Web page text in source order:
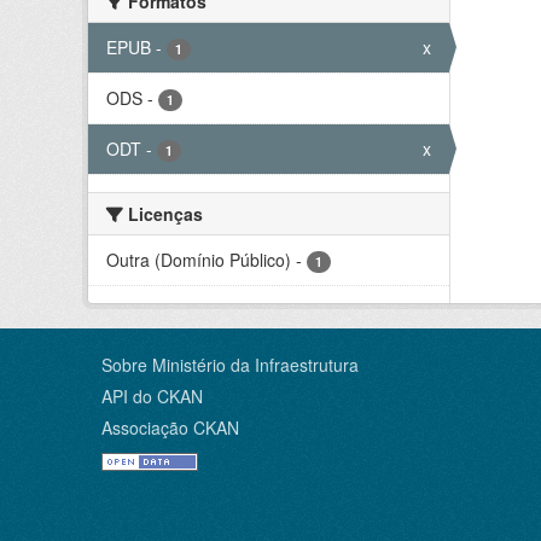
EPUB - 1 x
ODS - 1
ODT - 1 x
Licenças
Outra (Domínio Público) - 1
Sobre Ministério da Infraestrutura
API do CKAN
Associação CKAN